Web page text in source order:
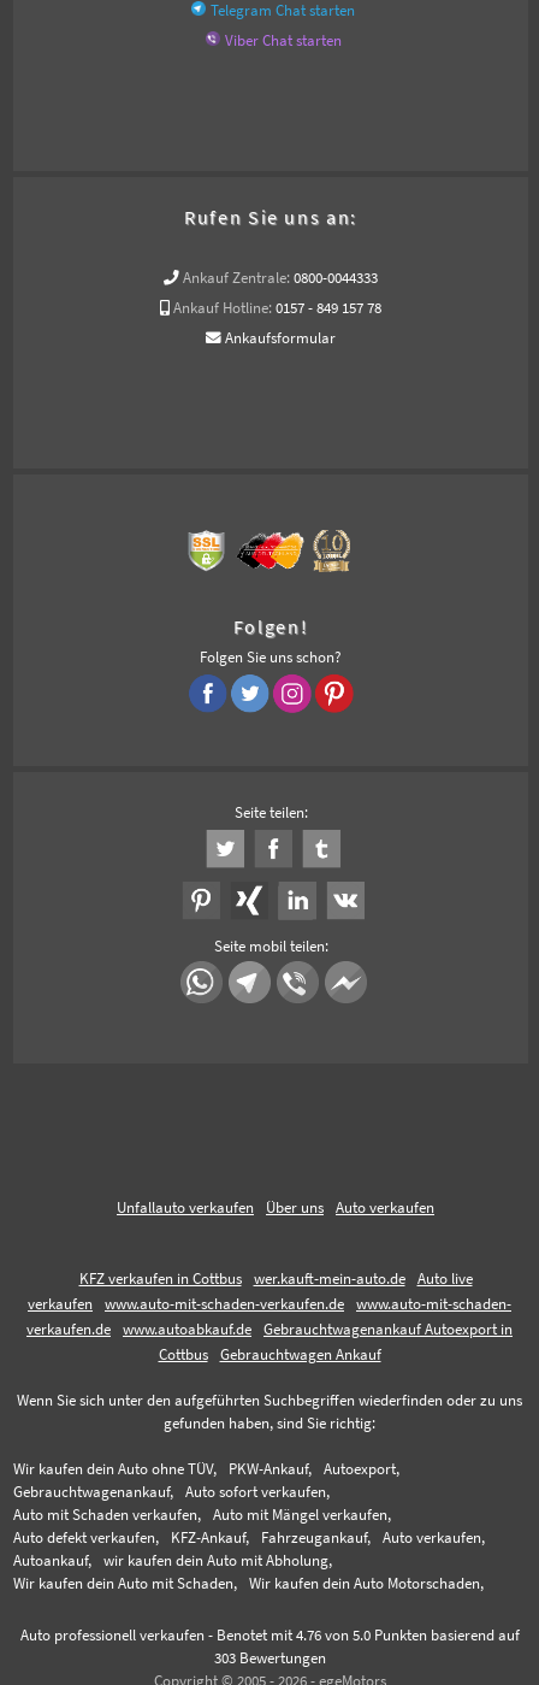
Telegram Chat starten
Viber Chat starten
Rufen Sie uns an:
Ankauf Zentrale: 0800-0044333
Ankauf Hotline: 0157 - 849 157 78
Ankaufsformular
Folgen!
Folgen Sie uns schon?
Seite teilen:
Seite mobil teilen:
Unfallauto verkaufen Über uns Auto verkaufen
KFZ verkaufen in Cottbus wer.kauft-mein-auto.de
Auto live
verkaufen
www.auto-mit-schaden-verkaufen.de
www.auto-mit-schaden-
verkaufen.de
www.autoabkauf.de
Gebrauchtwagenankauf Autoexport in
Cottbus
Gebrauchtwagen Ankauf
Wenn Sie sich unter den aufgeführten Suchbegriffen wiederfinden oder zu uns
gefunden haben, sind Sie richtig:
Wir kaufen dein Auto ohne TÜV, PKW-Ankauf,
Autoexport,
Gebrauchtwagenankauf,
Auto sofort verkaufen,
Auto mit Schaden verkaufen,
Auto mit Mängel verkaufen,
Auto defekt verkaufen,
KFZ-Ankauf, Fahrzeugankauf,
Auto verkaufen,
Autoankauf,
wir kaufen dein Auto mit Abholung,
Wir kaufen dein Auto mit Schaden,
Wir kaufen dein Auto Motorschaden,
Auto professionell verkaufen- Benotet mit 4.76von 5.0 Punkten basierend auf
303Bewertungen
Copyright © 2005 - 2026 - egeMotors